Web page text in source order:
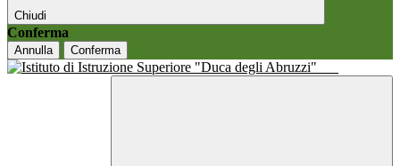
Chiudi
Conferma
Annulla Conferma